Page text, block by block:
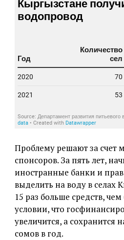
Проблему решают за счет
спонсоров. За пять лет,
иностранные банки и
выделить на воду в селах
15 раз больше средств,
условии, что
увеличится, а сохранится
сомов в год.